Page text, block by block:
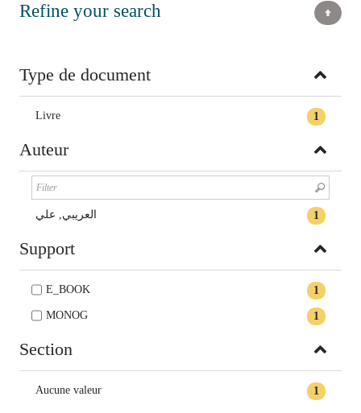
Refine your search
Type de document
1
Livre
Auteur
1 العريبي, علي
Support
1
E_BOOK
1
MONOG
Section
1
Aucune valeur